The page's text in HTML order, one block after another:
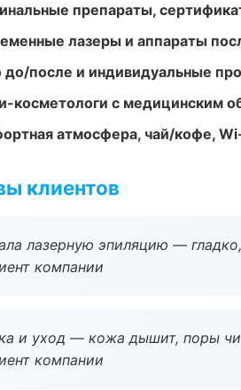
препараты,
лазеры и аппараты
после и индивидуальные
косметологи с медицинским
атмосфера, чай/кофе,
клиентов
лазерную эпиляцию —
компании
и уход — кожа дышит, поры
компании